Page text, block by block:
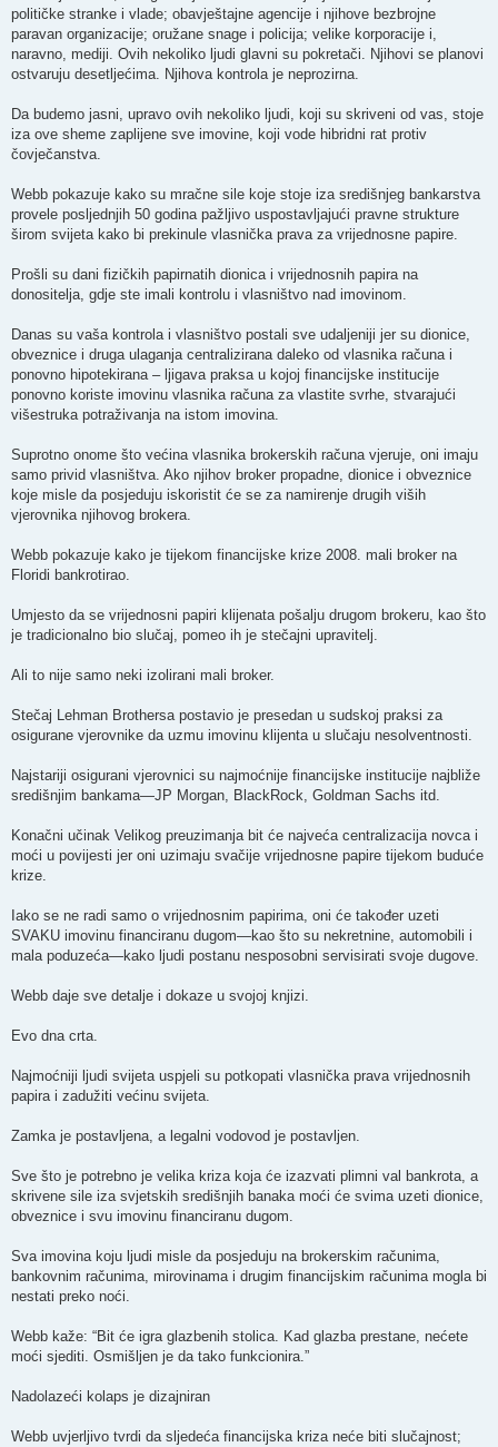
političke stranke i vlade; obavještajne agencije i njihove bezbrojne
paravan organizacije; oružane snage i policija; velike korporacije i,
naravno, mediji. Ovih nekoliko ljudi glavni su pokretači. Njihovi se planovi
ostvaruju desetljećima. Njihova kontrola je neprozirna.
Da budemo jasni, upravo ovih nekoliko ljudi, koji su skriveni od vas, stoje
iza ove sheme zaplijene sve imovine, koji vode hibridni rat protiv
čovječanstva.
Webb pokazuje kako su mračne sile koje stoje iza središnjeg bankarstva
provele posljednjih 50 godina pažljivo uspostavljajući pravne strukture
širom svijeta kako bi prekinule vlasnička prava za vrijednosne papire.
Prošli su dani fizičkih papirnatih dionica i vrijednosnih papira na
donositelja, gdje ste imali kontrolu i vlasništvo nad imovinom.
Danas su vaša kontrola i vlasništvo postali sve udaljeniji jer su dionice,
obveznice i druga ulaganja centralizirana daleko od vlasnika računa i
ponovno hipotekirana – ljigava praksa u kojoj financijske institucije
ponovno koriste imovinu vlasnika računa za vlastite svrhe, stvarajući
višestruka potraživanja na istom imovina.
Suprotno onome što većina vlasnika brokerskih računa vjeruje, oni imaju
samo privid vlasništva. Ako njihov broker propadne, dionice i obveznice
koje misle da posjeduju iskoristit će se za namirenje drugih viših
vjerovnika njihovog brokera.
Webb pokazuje kako je tijekom financijske krize 2008. mali broker na
Floridi bankrotirao.
Umjesto da se vrijednosni papiri klijenata pošalju drugom brokeru, kao što
je tradicionalno bio slučaj, pomeo ih je stečajni upravitelj.
Ali to nije samo neki izolirani mali broker.
Stečaj Lehman Brothersa postavio je presedan u sudskoj praksi za
osigurane vjerovnike da uzmu imovinu klijenta u slučaju nesolventnosti.
Najstariji osigurani vjerovnici su najmoćnije financijske institucije najbliže
središnjim bankama—JP Morgan, BlackRock, Goldman Sachs itd.
Konačni učinak Velikog preuzimanja bit će najveća centralizacija novca i
moći u povijesti jer oni uzimaju svačije vrijednosne papire tijekom buduće
krize.
Iako se ne radi samo o vrijednosnim papirima, oni će također uzeti
SVAKU imovinu financiranu dugom—kao što su nekretnine, automobili i
mala poduzeća—kako ljudi postanu nesposobni servisirati svoje dugove.
Webb daje sve detalje i dokaze u svojoj knjizi.
Evo dna crta.
Najmoćniji ljudi svijeta uspjeli su potkopati vlasnička prava vrijednosnih
papira i zadužiti većinu svijeta.
Zamka je postavljena, a legalni vodovod je postavljen.
Sve što je potrebno je velika kriza koja će izazvati plimni val bankrota, a
skrivene sile iza svjetskih središnjih banaka moći će svima uzeti dionice,
obveznice i svu imovinu financiranu dugom.
Sva imovina koju ljudi misle da posjeduju na brokerskim računima,
bankovnim računima, mirovinama i drugim financijskim računima mogla bi
nestati preko noći.
Webb kaže: “Bit će igra glazbenih stolica. Kad glazba prestane, nećete
moći sjediti. Osmišljen je da tako funkcionira.”
Nadolazeći kolaps je dizajniran
Webb uvjerljivo tvrdi da sljedeća financijska kriza neće biti slučajnost;